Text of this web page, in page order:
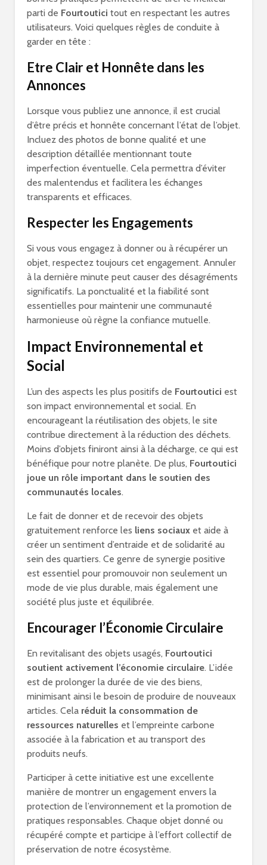
parti de Fourtoutici tout en respectant les autres
utilisateurs. Voici quelques règles de conduite à
garder en tête :
Etre Clair et Honnête dans les
Annonces
Lorsque vous publiez une annonce, il est crucial
d’être précis et honnête concernant l’état de l’objet.
Incluez des photos de bonne qualité et une
description détaillée mentionnant toute
imperfection éventuelle. Cela permettra d’éviter
des malentendus et facilitera les échanges
transparents et efficaces.
Respecter les Engagements
Si vous vous engagez à donner ou à récupérer un
objet, respectez toujours cet engagement. Annuler
à la dernière minute peut causer des désagréments
significatifs. La ponctualité et la fiabilité sont
essentielles pour maintenir une communauté
harmonieuse où règne la confiance mutuelle.
Impact Environnemental et
Social
L’un des aspects les plus positifs de Fourtoutici est
son impact environnemental et social. En
encourageant la réutilisation des objets, le site
contribue directement à la réduction des déchets.
Moins d’objets finiront ainsi à la décharge, ce qui est
bénéfique pour notre planète. De plus, Fourtoutici
joue un rôle important dans le soutien des
communautés locales.
Le fait de donner et de recevoir des objets
gratuitement renforce les liens sociaux et aide à
créer un sentiment d’entraide et de solidarité au
sein des quartiers. Ce genre de synergie positive
est essentiel pour promouvoir non seulement un
mode de vie plus durable, mais également une
société plus juste et équilibrée.
Encourager l’Économie Circulaire
En revitalisant des objets usagés, Fourtoutici
soutient activement l’économie circulaire. L’idée
est de prolonger la durée de vie des biens,
minimisant ainsi le besoin de produire de nouveaux
articles. Cela réduit la consommation de
ressources naturelles et l’empreinte carbone
associée à la fabrication et au transport des
produits neufs.
Participer à cette initiative est une excellente
manière de montrer un engagement envers la
protection de l’environnement et la promotion de
pratiques responsables. Chaque objet donné ou
récupéré compte et participe à l’effort collectif de
préservation de notre écosystème.